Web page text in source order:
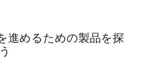
進めるための製品を探